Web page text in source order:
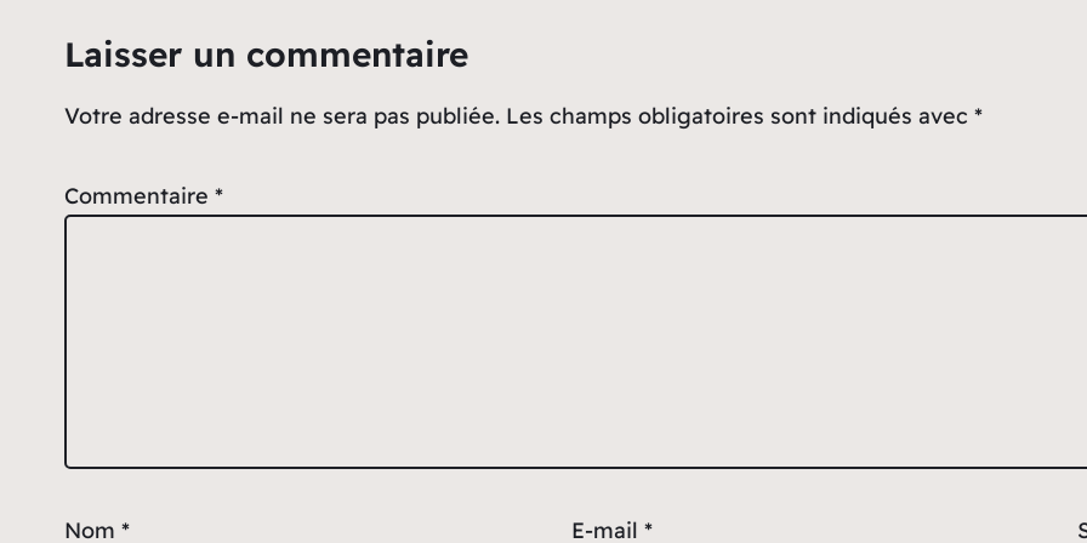
Laisser un commentaire
Votre adresse e-mail ne sera pas publiée. Les champs obligatoires sont indiqués avec *
Commentaire *
Nom * E-mail *